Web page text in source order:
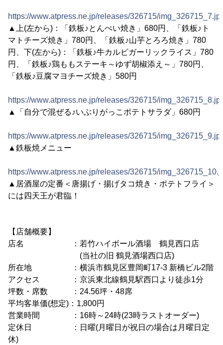
https://www.atpress.ne.jp/releases/326715/
▲上(左から)：「鉄板♪とんぺい焼き」680円、「鉄板♪ト
マトチーズ焼き」780円、「鉄板♪山芋とろろ焼き」780
円、下(左から)：「鉄板♪牛カルビガーリックライス」780
円、「鉄板♪鶏ももステーキ～ゆず胡椒添え～」780円、
「鉄板♪豆腐マヨチーズ焼き」580円
https://www.atpress.ne.jp/releases/326715/
▲「自分で混ぜる♪いぶりがっこポテトサラダ」680円
https://www.atpress.ne.jp/releases/326715/
▲鉄板焼メニュー
https://www.atpress.ne.jp/releases/326715/
▲居酒屋の定番＜唐揚げ・揚げタコ焼き・ポテトフライ＞
には四天王が君臨！
【店舗概要】
店名 ：若竹ハイボール酒場 鶴見西口店
(当社の旧 鶴見酒場西口店)
所在地 ：横浜市鶴見区豊岡町17-3 新橋ビル2階
アクセス ：京浜東北線鶴見駅西口より徒歩1分
坪数・席数 ：24.56坪・48席
平均客単価(想定)：1,800円
営業時間 ：16時～24時(23時ラストオーダー)
定休日 ：日曜(月曜日が祝日の場合は月曜日定
休)